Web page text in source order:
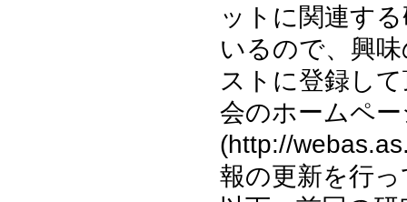
ットに関連す
いるので、興
ストに登録し
会のホームペ
(http://
報の更新を行